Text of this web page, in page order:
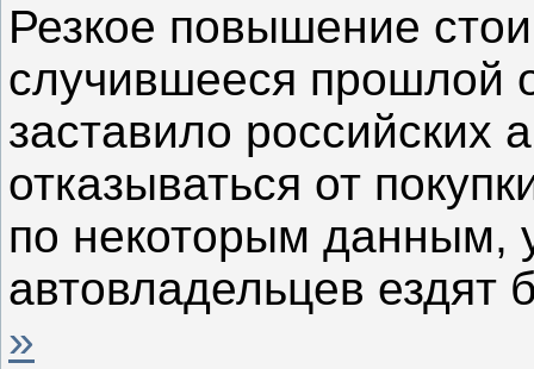
Резкое повышение
случившееся прошлой
заставило российских
отказываться от
по некоторым данным,
автовладельцев ездят
»